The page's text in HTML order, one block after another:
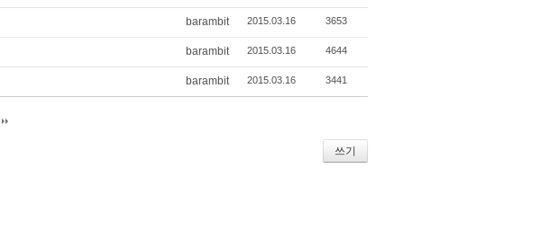
barambit 2015.03.16 3653
barambit 2015.03.16 4644
barambit 2015.03.16 3441
쓰기